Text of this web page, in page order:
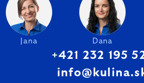
Jana Dana
+421 232 195